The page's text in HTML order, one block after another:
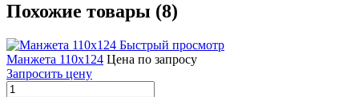
Похожие товары (8)
Быстрый просмотр
Манжета 110х124 Цена по запросу
Запросить цену